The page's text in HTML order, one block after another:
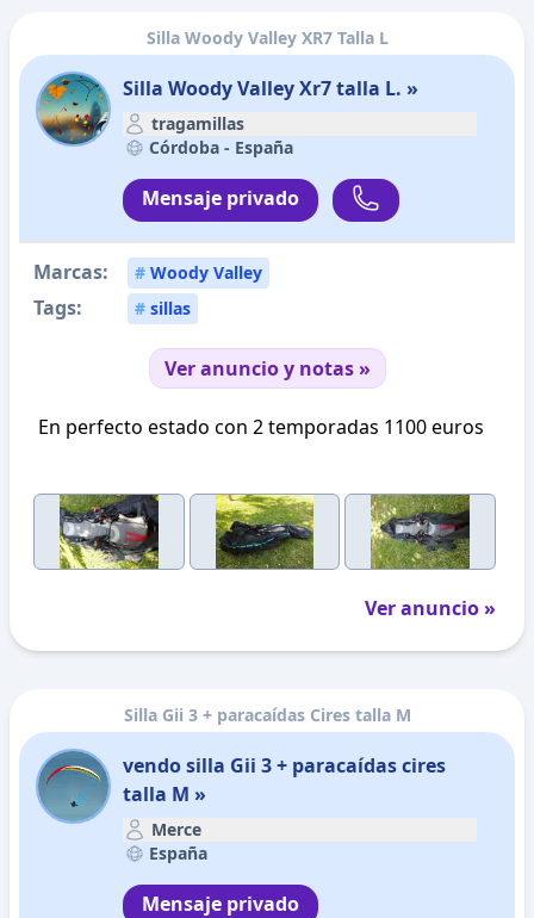
Silla Woody Valley XR7 Talla L
Silla Woody Valley Xr7 talla L. »
tragamillas
Córdoba - España
Mensaje privado
Marcas: # Woody Valley
Tags: # sillas
Ver anuncio y notas »
En perfecto estado con 2 temporadas 1100 euros
Ver anuncio »
Silla Gii 3 + paracaídas Cires talla M
vendo silla Gii 3 + paracaídas cires
talla M »
Merce
España
Mensaje privado